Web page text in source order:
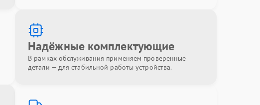
Надёжные комплектующие
В рамках обслуживания применяем проверенные
детали — для стабильной работы устройства.